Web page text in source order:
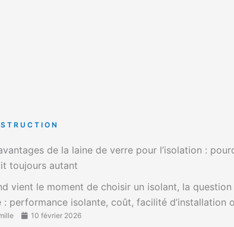
de la laine de verre pour l’isolation :
toujours autant
vient le moment de choisir un isolant, la
: performance isolante, coût, facilité d’installation
10 février 2026